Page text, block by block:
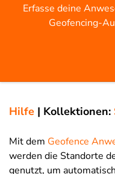
Erfasse deine
Geofencing-
Hilfe | Kollektionen:
Mit dem Geofence
werden die Standorte
genutzt, um